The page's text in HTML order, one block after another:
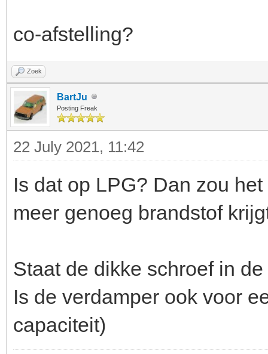
co-afstelling?
Zoek
BartJu
Posting Freak
22 July 2021, 11:42
Is dat op LPG? Dan zou
meer genoeg brandstof
Staat de dikke schroef in
Is de verdamper ook voor
capaciteit)